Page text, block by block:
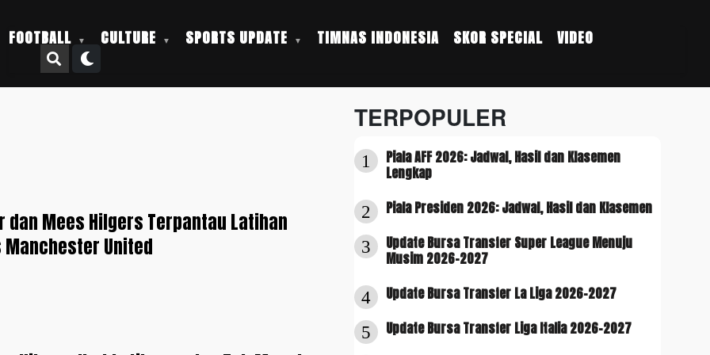
FOOTBALL CULTURE SPORTS UPDATE TIMNAS INDONESIA SKOR SPECIAL VIDEO
dan Mees Hilgers Terpantau Latihan
Manchester United
TERPOPULER
1
Piala AFF 2026: Jadwal, Hasil dan Klasemen
Lengkap
2 Piala Presiden 2026: Jadwal, Hasil dan Klasemen
3
Update Bursa Transfer Super League Menuju
Musim 2026-2027
4 Update Bursa Transfer La Liga 2026-2027
5 Update Bursa Transfer Liga Italia 2026-2027